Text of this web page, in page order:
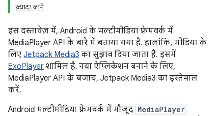
ज़्यादा जानें
इस दस्तावेज़ में, Android के मल्टीमीडिया फ़्रेमवर्क में
MediaPlayer API के बारे में बताया गया है. हालांकि, मीडिया के
लिए Jetpack Media3 का सुझाव दिया जाता है. इसमें
ExoPlayer शामिल है. नया ऐप्लिकेशन बनाने के लिए,
MediaPlayer API के बजाय, Jetpack Media3 का इस्तेमाल
करें.
Android मल्टीमीडिया फ़्रेमवर्क में मौजूद MediaPlayer